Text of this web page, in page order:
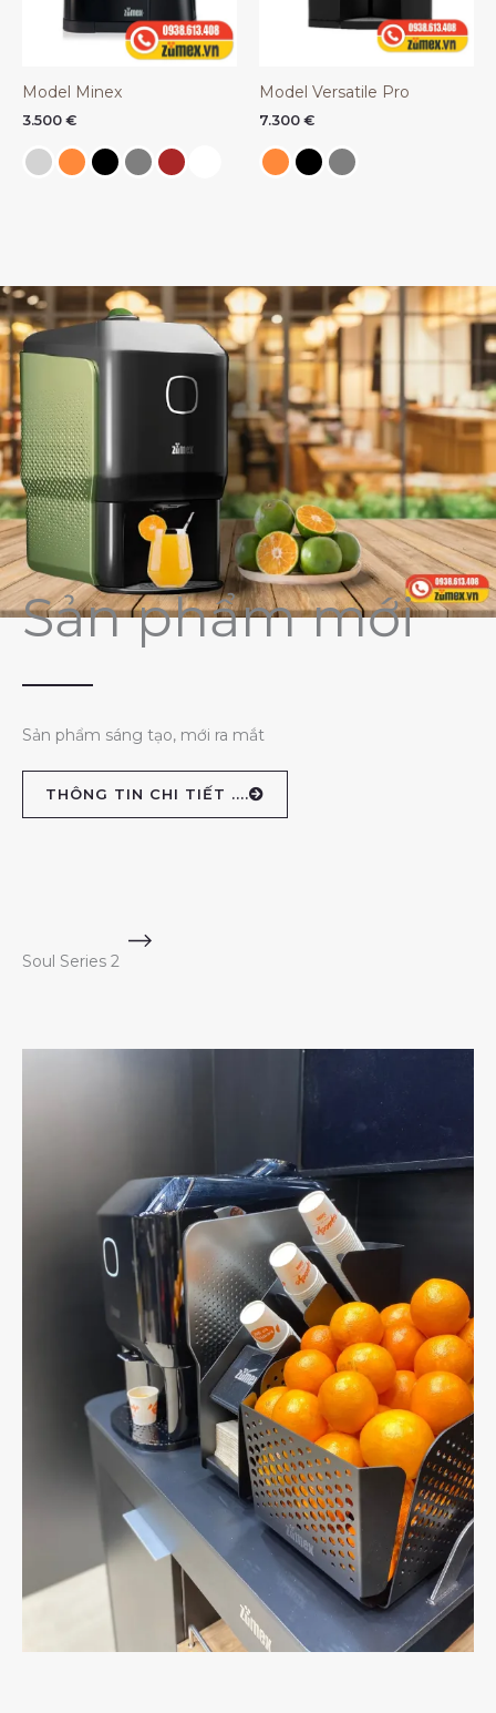
Model Minex
3.500 €
Model Versatile Pro
7.300 €
Sản phẩm mới
Sản phẩm sáng tạo, mới ra mắt
THÔNG TIN CHI TIẾT ....
Soul Series 2